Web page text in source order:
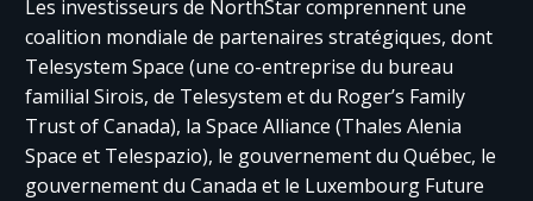
Les investisseurs de NorthStar comprennent une
coalition mondiale de partenaires stratégiques, dont
Telesystem Space (une co-entreprise du bureau
familial Sirois, de Telesystem et du Roger’s Family
Trust of Canada), la Space Alliance (Thales Alenia
Space et Telespazio), le gouvernement du Québec, le
gouvernement du Canada et le Luxembourg Future